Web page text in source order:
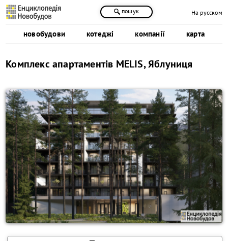
новобудови котеджі компанії карта
пошук На русском
Комплекс апартаментів MELIS, Яблуниця